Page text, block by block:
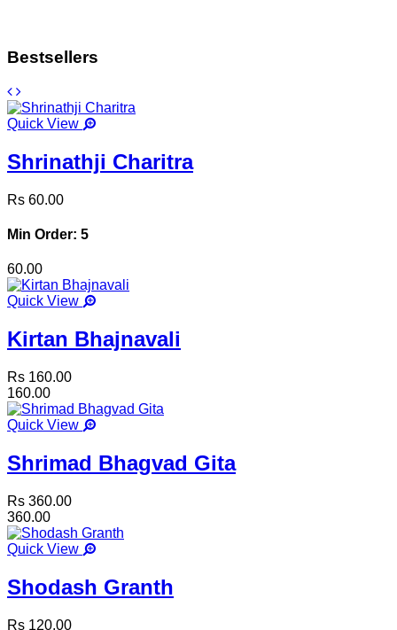
Bestsellers
Quick View
Shrinathji Charitra
Rs 60.00
Min Order: 5
60.00
Quick View
Kirtan Bhajnavali
Rs 160.00
160.00
Quick View
Shrimad Bhagvad Gita
Rs 360.00
360.00
Quick View
Shodash Granth
Rs 120.00